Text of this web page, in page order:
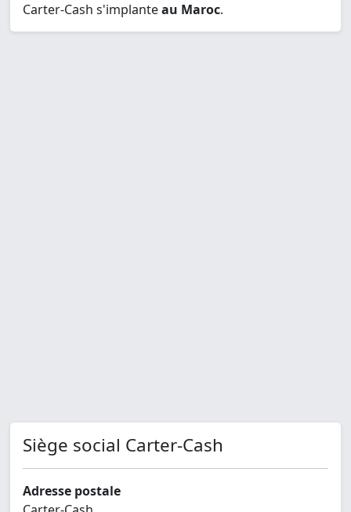
Carter-Cash s'implanteau Maroc.
Siège social Carter-Cash
Adresse postale